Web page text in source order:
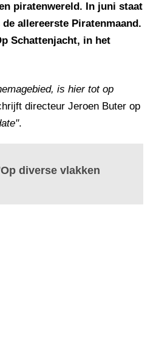
piratenwereld. In juni staat
allereerste Piratenmaand.
Schattenjacht, in het
is hier tot op
directeur Jeroen Buter op
.
diverse vlakken